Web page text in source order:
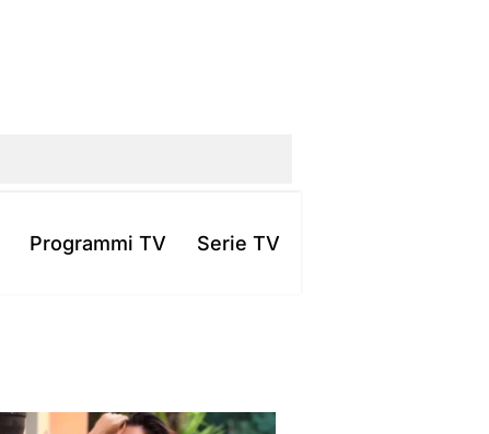
Programmi TV Serie TV